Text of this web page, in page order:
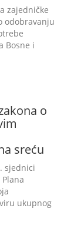
zajedničke
odobravanju
Bosne i
o
sreću
sjednici
ukupnog